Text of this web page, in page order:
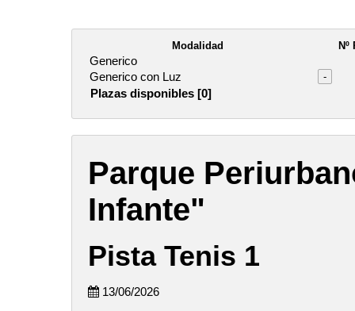
Modalidad Nº
Generico
Generico con Luz
-
Plazas disponibles [0]
Parque
Infante"
Pista Tenis 1
13/06/2026